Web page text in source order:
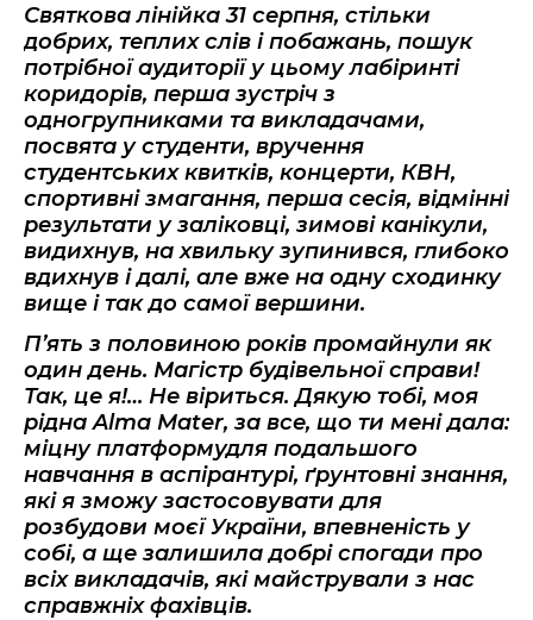
Святкова лінійка 31 серпня, стільки
добрих, теплих слів і побажань, пошук
потрібної аудиторії у цьому лабіринті
коридорів, перша зустріч з
одногрупниками та викладачами,
посвята у студенти, вручення
студентських квитків, концерти, КВН,
спортивні змагання, перша сесія, відмінні
результати у заліковці, зимові канікули,
видихнув, на хвильку зупинився, глибоко
вдихнув і далі, але вже на одну сходинку
вище і так до самої вершини.
П’ять з половиною років промайнули як
один день. Магістр будівельної справи!
Так, це я!… Не віриться. Дякую тобі, моя
рідна Alma Mater, за все, що ти мені дала:
міцну платформудля подальшого
навчання в аспірантурі, ґрунтовні знання,
які я зможу застосовувати для
розбудови моєї України, впевненість у
собі, а ще залишила добрі спогади про
всіх викладачів, які майстрували з нас
справжніх фахівців.